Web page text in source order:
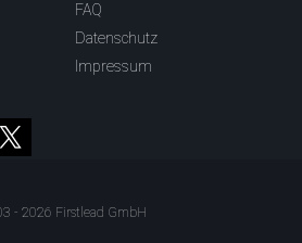
FAQ
Datenschutz
Impressum
- 2026 Firstlead GmbH